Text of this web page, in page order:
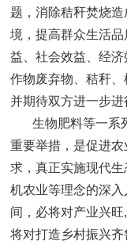
题，消除秸秆焚烧
境，提高群众生活
益、社会效益、经济
作物废弃物、秸秆、
并期待双方进一步进
生物肥料等一系
重要举措，是促进
求，真正实施现代
机农业等理念的深
间，必将对产业兴
将对打造乡村振兴齐